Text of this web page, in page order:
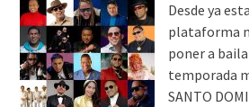
Desde ya
plataforma
poner a
temporada
SANTO